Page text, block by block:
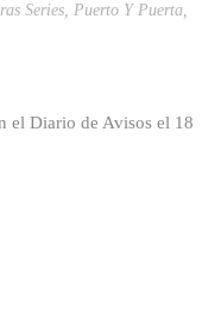
Series, Puerto Y Puerta,
el Diario de Avisos el 18